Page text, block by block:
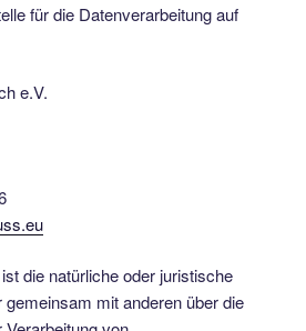
für die Datenverarbeitung auf
e.V.
die natürliche oder juristische
gemeinsam mit anderen über die